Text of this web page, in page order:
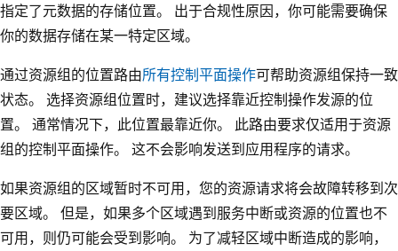
指定了元数据的存储位置。 出于合规性原因，你可能需要确保
你的数据存储在某一特定区域。
通过资源组的位置路由所有控制平面操作可帮助资源组保持一致
状态。 选择资源组位置时，建议选择靠近控制操作发源的位
置。 通常情况下，此位置最靠近你。 此路由要求仅适用于资源
组的控制平面操作。 这不会影响发送到应用程序的请求。
如果资源组的区域暂时不可用，您的资源请求将会故障转移到次
要区域。 但是，如果多个区域遇到服务中断或资源的位置也不
可用，则仍可能会受到影响。 为了减轻区域中断造成的影响，